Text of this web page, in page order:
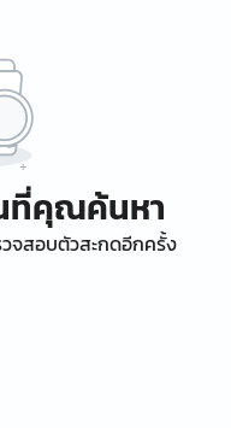
ที่คุณค้นหา
จสอบตัวสะกดอีกครั้ง